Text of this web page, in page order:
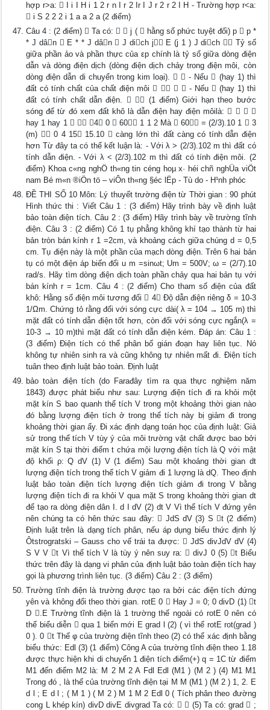
hợp r>a:  I i I H i 1 2 r n I r 2 Ir I J r 2 r 2 I H - Trường hợp r<a:
 i S 2 2 2 i 1 a a 2 a (2 điểm)
Câu 4 : (2 điểm)  Ta có:   j (  hằng số phức tuyệt đối) p  p *
* J dân  E * * J dân  J dich j E (j 1 ) J dich  Tỷ số
giữa phần ảo và phần thực của εp chính là tỷ số giữa dòng điện
dẫn và dòng điện dịch (dòng điện dịch chảy trong điện môi, còn
dòng điện dẫn di chuyển trong kim loại).   - Nếu  (hay 1) thì
đất có tính chất của chất điện môi     - Nếu  (hay 1) thì
đất có tính chất dẫn điện.   (1 điểm) Giới hạn theo bước
sóng để từ đó xem đất khô là dẫn điện hay điện môilà:    
hay 1 hay 1   4 0  60 1 1 2 Mà  60 = (2/3).10 1  3
(m)  0 4 15 15.10  càng lớn thì đất càng có tính dẫn điện
hơn Từ đây ta có thể kết luận là: - Với λ > (2/3).102 m thì đất có
tính dẫn điện. - Với λ < (2/3).102 m thì đất có tính điện môi. (2
điểm) Khoa c«ng nghÖ th«ng tin céng hoµ x· héi chñ nghÜa viÖt
nam Bé m«n ®iÖn tö – viÔn th«ng §éc lËp - Tù do - H¹nh phóc
ĐỀ THI SỐ 10 Môn: Lý thuyết trường điện từ Thời gian : 90 phút
Hình thức thi : Viết Câu 1 : (3 điểm) Hãy trình bày về định luật
bảo toàn điện tích. Câu 2 : (3 điểm) Hãy trình bày về trường tĩnh
điện. Câu 3 : (2 điểm) Có 1 tụ phẳng không khí tạo thành từ hai
bản tròn bán kính r 1 =2cm, và khoảng cách giữa chúng d = 0,5
cm. Tụ điện này là một phần của mạch dòng điện. Trên 6 hai bản
tụ có một điện áp biến đổi u m =sinωt; Um = 500V; ω = (2/7).10
rad/s. Hãy tìm dòng điện dịch toàn phần chảy qua hai bản tụ với
bán kính r = 1cm. Câu 4 : (2 điểm) Cho tham số điện của đất
khô: Hằng số điện môi tương đối  4 Độ dẫn điện riêng δ = 10-3
1/Ωm. Chứng tỏ rằng đối với sóng cực dài( λ = 104 → 105 m) thì
mặt đất có tính dẫn điện tốt hơn, còn đối với sóng cực ngắn(λ =
10-3 → 10 m)thì mặt đất có tính dẫn điện kém. Đáp án: Câu 1 :
(3 điểm) Điện tích có thể phân bố gián đoạn hay liên tục. Nó
không tự nhiên sinh ra và cũng không tự nhiên mất đi. Điện tích
tuân theo định luật bảo toàn. Định luật
bảo toàn điện tích (do Farađây tìm ra qua thực nghiệm năm
1843) được phát biểu như sau: Lượng điện tích đi ra khỏi một
mặt kín S bao quanh thể tích V trong một khoảng thời gian nào
đó bằng lượng điện tích ở trong thể tích này bị giảm đi trong
khoảng thời gian ấy. Đi xác định dạng toán học của định luật: Giả
sử trong thể tích V tùy ý của môi trường vật chất được bao bởi
mặt kín S tại thời điểm t chứa mội lượng điện tích là Q với mật
độ khối ρ: Q dV (1) V (1 điểm) Sau một khoảng thời gian dt
lượng điện tích trong thể tích V giảm đi 1 lượng là dQ. Theo định
luật bảo toàn điện tích lượng điện tích giảm đi trong V bằng
lượng điện tích đi ra khỏi V qua mặt S trong khoảng thời gian dt
để tạo ra dòng điện dân I. d I dV (2) dt V Vì thể tích V đứng yên
nên chúng ta có hên thức sau đây:  JdS dV (3) S t (2 điểm)
Định luật trên là dạng tích phân, nếu áp dụng biểu thức định lý
Ôtstrogratski – Gauss cho vế trái ta được:  JdS divJdV dV (4)
S V V t Vì thể tích V là tùy ý nên suy ra:  divJ 0 (5) t Biểu
thức trên đây là dạng vi phân của định luật bảo toàn điện tích hay
gọi là phương trình liên tục. (3 điểm) Câu 2 : (3 điểm)
Trường tĩnh điện là trường được tạo ra bởi các điện tích đứng
yên và không đổi theo thời gian. rotE 0  Hay J = 0; 0 divD (1) t
D .E Trường tĩnh điện là 1 trường thế ngoài có rotE 0 nên có
thể biểu diễn  qua 1 biến mới E grad l (2) ( vì thế rotE rot(grad )
0 ). 0 t Thế φ của trường điện tĩnh theo (2) có thể xác định bằng
biểu thức: Edl (3) (1 điểm) Công A của trường tĩnh điện theo 1.18
được thực hiện khi di chuyển 1 điện tích điểm(+) q = 1C từ điểm
M1 đến điểm M2 là: M 2 M 2 A Fdl Edl (M1 ) (M 2 ) (4) M1 M1
Trong đó , là thế của trường tĩnh điện tại M M (M1 ) (M 2 ) 1, 2. E
d l ; E d l ; ( M 1 ) ( M 2 ) M 1 M 2 Edl 0 ( Tích phân theo đường
cong L khép kín) divD divE divgrad Ta có:   (5) Ta có: grad  ;